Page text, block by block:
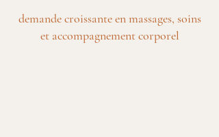
demande croissante en massages, soins
et accompagnement corporel